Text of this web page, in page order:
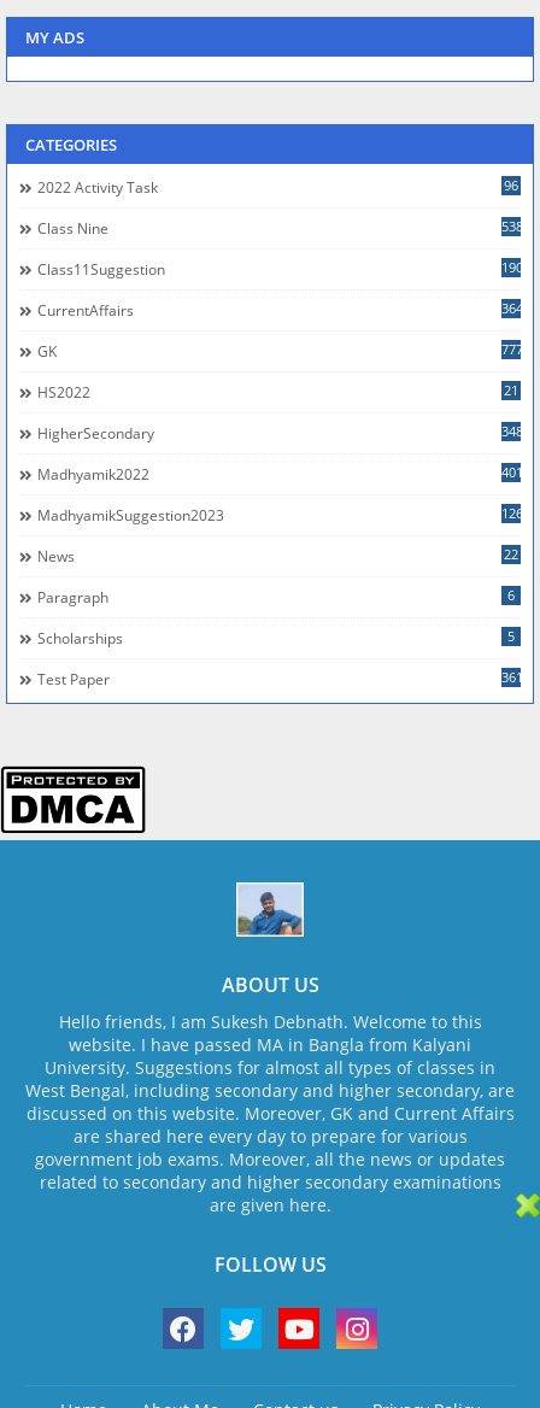
MY ADS
CATEGORIES
2022 Activity Task 96
Class Nine 538
Class11Suggestion 190
CurrentAffairs 364
GK 777
HS2022 21
HigherSecondary 348
Madhyamik2022 401
MadhyamikSuggestion2023 126
News 22
Paragraph 6
Scholarships 5
Test Paper 361
ABOUT US
Hello friends, I am Sukesh Debnath. Welcome to this
website. I have passed MA in Bangla from Kalyani
University. Suggestions for almost all types of classes in
West Bengal, including secondary and higher secondary, are
discussed on this website. Moreover, GK and Current Affairs
are shared here every day to prepare for various
government job exams. Moreover, all the news or updates
related to secondary and higher secondary examinations
are given here.
FOLLOW US